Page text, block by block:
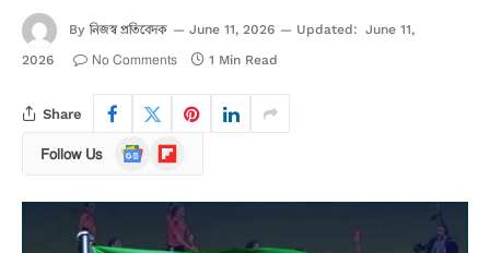
By নিজস্ব প্রতিবেদক June 11, 2026 Updated: June 11,
2026
No Comments 1 Min Read
Share
Follow Us
Google
News
Flipboard